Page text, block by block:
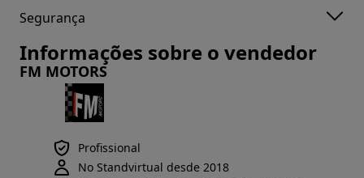
Segurança
Informações sobre o vendedor
FM MOTORS
Profissional
No Standvirtual desde 2018